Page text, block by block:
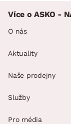
Více o ASKO -
O nás
Aktuality
Naše prodejny
Služby
Pro média